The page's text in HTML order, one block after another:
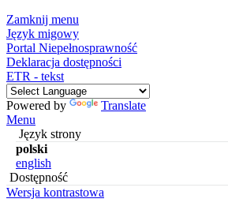
Zamknij menu
Język migowy
Portal Niepełnosprawność
Deklaracja dostępności
ETR - tekst
Powered by
Translate
Menu
Język strony
polski
english
Dostępność
Wersja kontrastowa